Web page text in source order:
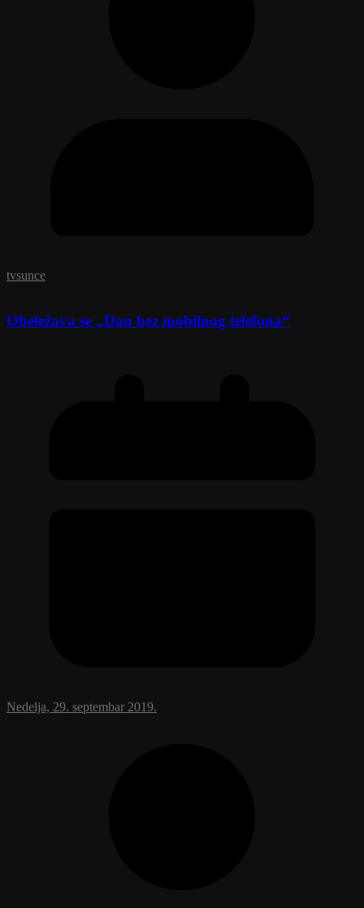
tvsunce
Obeležava se „Dan bez mobilnog telefona“
Nedelja, 29. septembar 2019.